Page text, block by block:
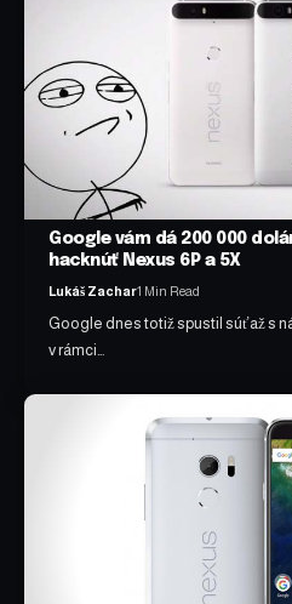
Google vám dá 200 000
hacknúť Nexus 6P a 5X
Lukáš Zachar1 Min Read
Google dnes totiž spustil súťaž s
v rámci…